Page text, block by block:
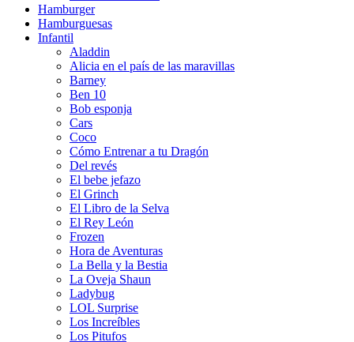
Hamburger
Hamburguesas
Infantil
Aladdin
Alicia en el país de las maravillas
Barney
Ben 10
Bob esponja
Cars
Coco
Cómo Entrenar a tu Dragón
Del revés
El bebe jefazo
El Grinch
El Libro de la Selva
El Rey León
Frozen
Hora de Aventuras
La Bella y la Bestia
La Oveja Shaun
Ladybug
LOL Surprise
Los Increíbles
Los Pitufos